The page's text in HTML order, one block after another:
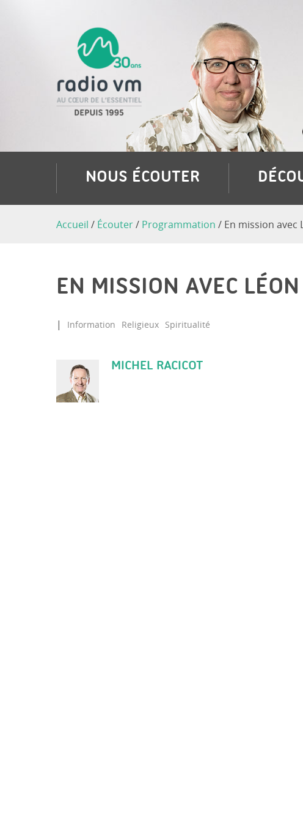
NOUS ÉCOUTER
Accueil / Écouter/ Programmation / En mission avec
EN MISSION AVEC
Information Religieux Spiritualité
MICHEL RACICOT